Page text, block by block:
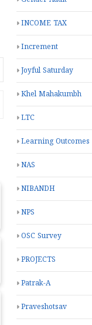
INCOME TAX
Increment
Joyful Saturday
Khel Mahakumbh
LTC
Learning Outcomes
NAS
NIBANDH
NPS
OSC Survey
PROJECTS
Patrak-A
Praveshotsav